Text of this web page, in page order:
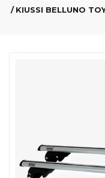
KIUSSI BELLUNO